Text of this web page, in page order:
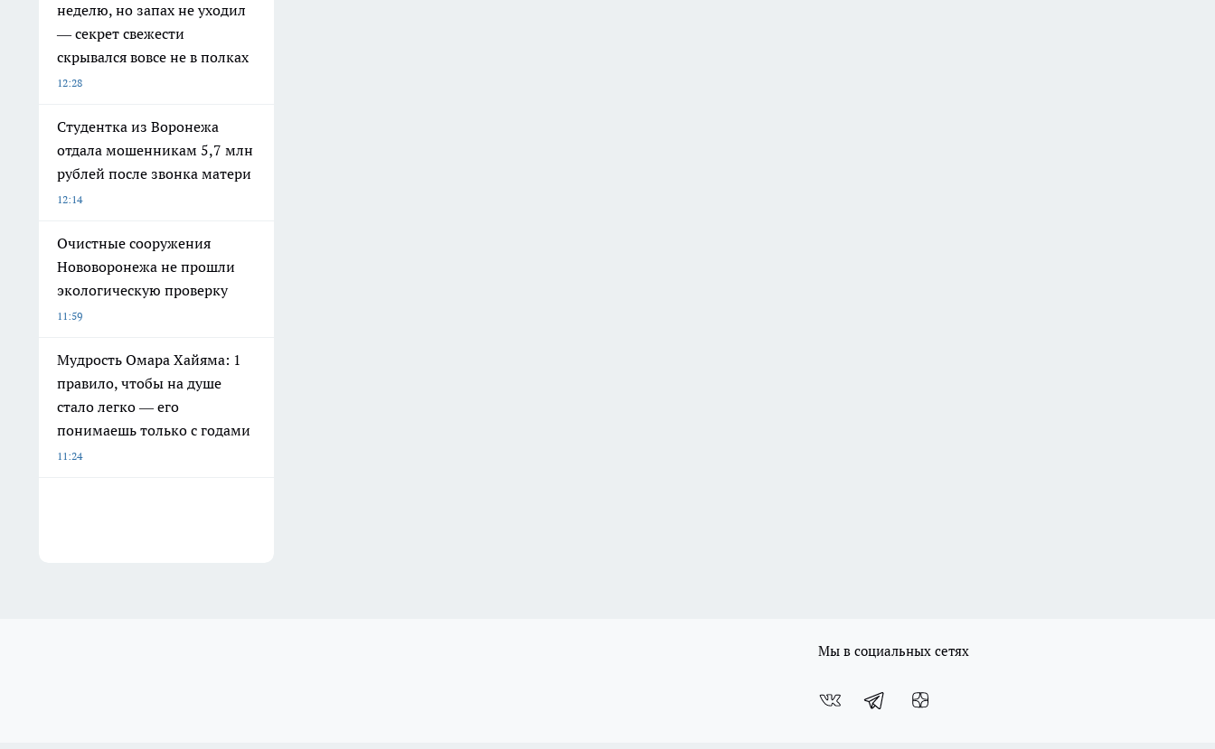
неделю, но запах не уходил
— секрет свежести
скрывался вовсе не в полках
12:28
Студентка из Воронежа
отдала мошенникам 5,7 млн
рублей после звонка матери
12:14
Очистные сооружения
Нововоронежа не прошли
экологическую проверку
11:59
Мудрость Омара Хайяма: 1
правило, чтобы на душе
стало легко — его
понимаешь только с годами
11:24
Мы в социальных сетях